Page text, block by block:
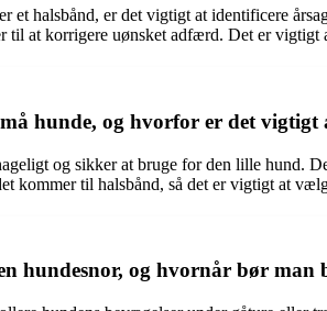
et halsbånd, er det vigtigt at identificere
til at korrigere uønsket adfærd. Det er
hunde, og hvorfor er det
og sikker at bruge for den lille hund.
kommer til halsbånd, så det er vigtigt at
hundesnor, og hvornår bør man